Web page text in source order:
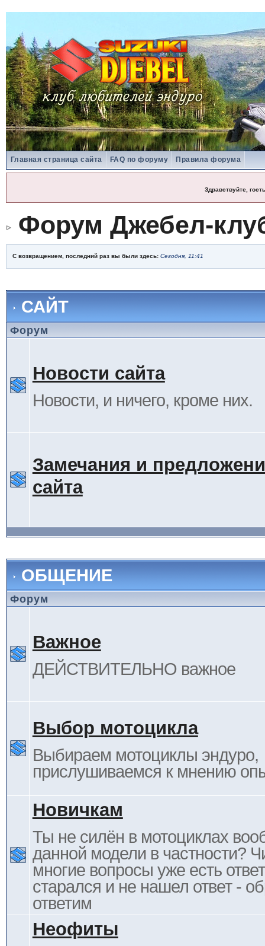
Главная страница сайта FAQ по форуму Правила форума
Здравствуйте, гость
Форум Джебел-
С возвращением, последний раз вы были здесь: Сегодня, 11:41
САЙТ
Форум
Новости сайта
Новости, и ничего, кроме них.
Замечания и
сайта
ОБЩЕНИЕ
Форум
Важное
ДЕЙСТВИТЕЛЬНО важное
Выбор мотоцикла
Выбираем мотоциклы эндуро,
прислушиваемся к мнению
Новичкам
Ты не силён в мотоциклах
данной модели в частности?
многие вопросы уже есть
старался и не нашел ответ -
ответим
Неофиты